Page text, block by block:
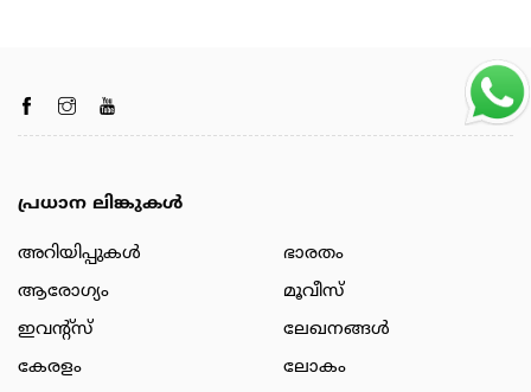
പ്രധാന ലിങ്കുകൾ
അറിയിപ്പുകള്‍
ആരോഗ്യം
ഇവന്റ്സ്
കേരളം
ഭാരതം
മൂവീസ്
ലേഖനങ്ങള്‍
ലോകം